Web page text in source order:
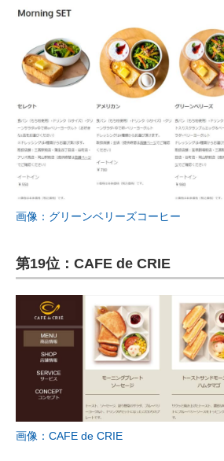
画像：グリーンベリーズコーヒー
第19位：CAFE de CRIE
画像：CAFE de CRIE